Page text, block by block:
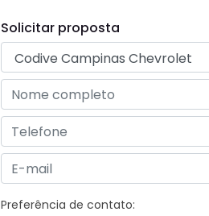
Solicitar proposta
Preferência de contato: